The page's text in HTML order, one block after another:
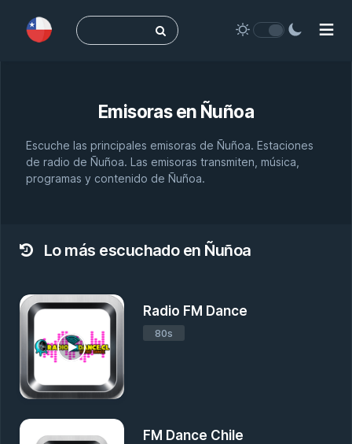
Buscar:
Emisoras en Ñuñoa
Escuche las principales emisoras de Ñuñoa. Estaciones
de radio de Ñuñoa. Las emisoras transmiten, música,
programas y contenido de Ñuñoa.
Lo más escuchado en Ñuñoa
Radio FM Dance
80s
FM Dance Chile